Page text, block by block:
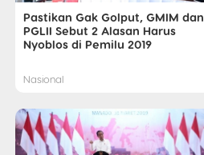
Pastikan Gak Golput, GMIM dan
PGLII Sebut 2 Alasan Harus
Nyoblos di Pemilu 2019
Nasional